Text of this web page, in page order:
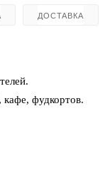
ДОСТАВКА
фудкортов.